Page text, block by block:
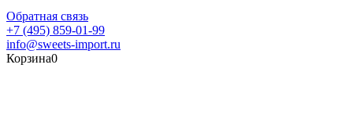
Обратная связь
+7 (495) 859-01-99
info@sweets-import.ru
Корзина0